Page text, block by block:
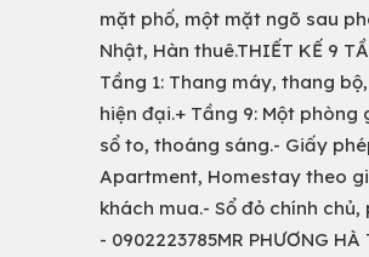
mặt phố, một mặt ngõ sau
Nhật, Hàn thuê.THIẾT KẾ 9
Tầng 1: Thang máy, thang
hiện đại.+ Tầng 9: Một
sổ to, thoáng sáng.- Giấy
Apartment, Homestay theo
khách mua.- Sổ đỏ chính
- 0902223785MR PHƯƠNG